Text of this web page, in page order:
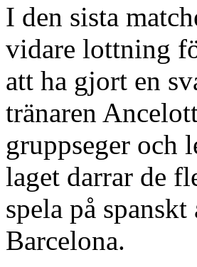
I den sista
vidare lottning
att ha gjort en
tränaren
gruppseger och
laget darrar de
spela på
Barcelona.